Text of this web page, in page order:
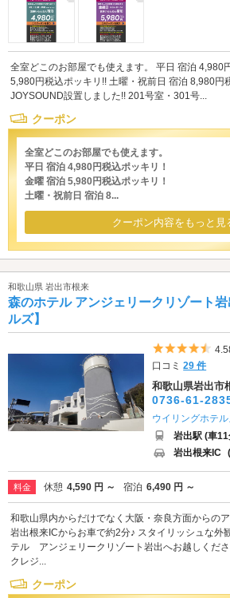
全室どこのお部屋でも使えます。 平日 宿泊 4,980
5,980円税込ポッキリ!! 土曜・祝前日 宿泊 8,980円
JOYSOUND設置しました!! 201号室・301号...
クーポン
全室どこのお部屋でも使えます。
平日 宿泊 4,980円税込ポッキリ！
金曜 宿泊 5,980円税込ポッキリ！
土曜・祝前日 宿泊 8...
クーポン内容をもっと見
和歌山県 岩出市根来
森のホテル アンジェリークリゾート
ルズ】
5
口コミ29 件
和歌山県岩出市
0736-61-
ウイリングホテ
岩出駅 (車
岩出根来IC
料金 休憩 4,590 円 ～ 宿泊 6,490 円 ～
和歌山県内からだけでなく大阪・奈良方面からの
岩出根来ICからお車で約2分♪ スタイリッシュな外
テル アンジェリークリゾート岩出へお越しくだ
クレジ...
クーポン